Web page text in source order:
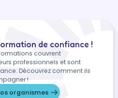
de confiance !
couvrent
professionnels et sont
Découvrez comment ils
!
organismes